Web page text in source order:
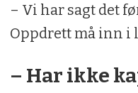
– Vi har sagt det
Oppdrett må inn i
– Har ikke